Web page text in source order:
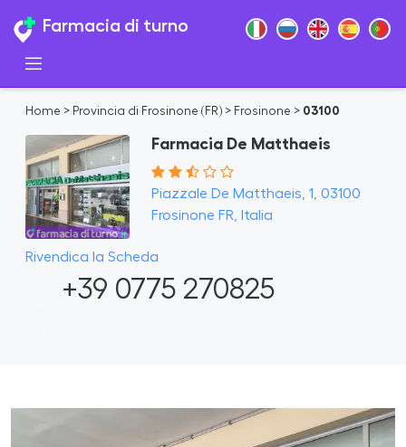
Farmacia di turno
Home > Provincia di Frosinone (FR) > Frosinone > 03100
Farmacia De Matthaeis
Piazzale De Matthaeis, 1, 03100
Frosinone FR, Italia
Rivendica la Scheda
+39 0775 270825